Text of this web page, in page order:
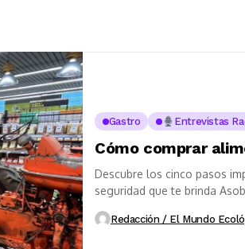
Gastro Entrevistas
Cómo comprar
Descubre los cinco pasos
seguridad que te brinda
Redacción / El Mundo